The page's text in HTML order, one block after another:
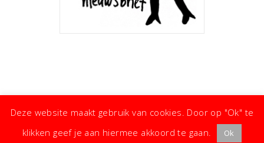
Deze website maakt gebruik van cookies. Door op "Ok" te
klikken geef je aan hiermee akkoord te gaan.
Ok